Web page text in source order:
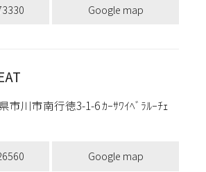
Google map
市川市南行徳3-1-6 ｶｰｻﾜｲﾍﾞﾗﾙｰﾁｪ
Google map